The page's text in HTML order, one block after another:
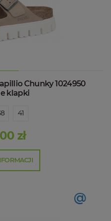
Chunky 1024950
klapki
41
zł
@